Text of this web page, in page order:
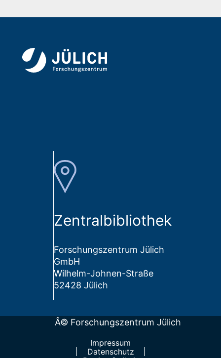
Zentralbibliothek
Forschungszentrum Jülich
GmbH
Wilhelm-Johnen-Straße
52428 Jülich
Â© Forschungszentrum Jülich
Impressum
Datenschutz